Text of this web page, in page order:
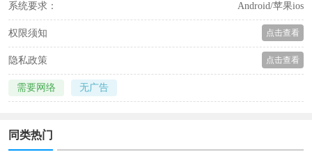
系统要求： Android/苹果ios
权限须知 点击查看
隐私政策 点击查看
需要网络 无广告
同类热门